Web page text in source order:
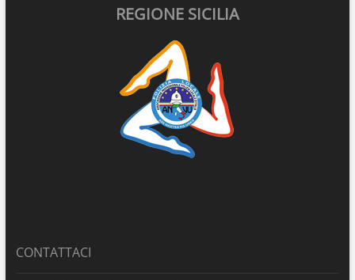
REGIONE SICILIA
CONTATTACI